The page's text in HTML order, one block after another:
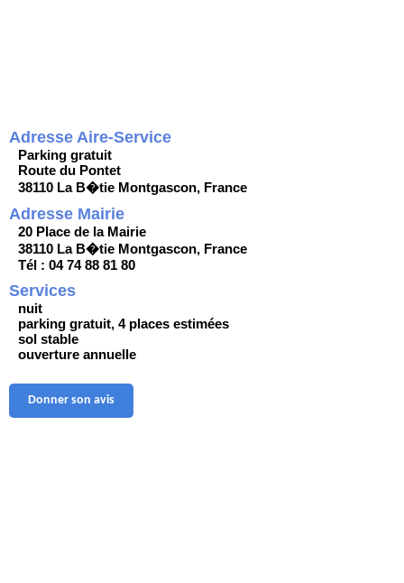
Adresse Aire-Service
Parking gratuit
Route du Pontet
38110 La B�tie Montgascon, France
Adresse Mairie
20 Place de la Mairie
38110 La B�tie Montgascon, France
Tél : 04 74 88 81 80
Services
nuit
parking gratuit, 4 places estimées
sol stable
ouverture annuelle
Donner son avis